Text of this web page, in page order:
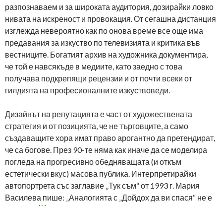
разпознаваем и за широката аудитория, дозирайки ловко
нивата на искреност и провокация. От сегашна дистанция
изглежда невероятно как по онова време все още има
предавания за изкуство по телевизията и критика във
вестниците. Богатият архив на художника документира,
че той е навсякъде в медиите, като заедно с това
получава подкрепящи рецензии и от почти всеки от
гилдията на професионалните изкуствоведи.
Дизайнът на репутацията е част от художествената
стратегия и от позицията, че не търговците, а само
създаващите хора имат право арогантно да претендират,
че са богове. През 90-те няма как иначе да се моделира
погледа на прогресивно обедняващата (и откъм
естетически вкус) масова публика. Интерпретирайки
автопортрета със заглавие „Тук съм“ от 1993 г. Мария
Василева пише: „Аналогията с „Дойдох да ви спася“ не е